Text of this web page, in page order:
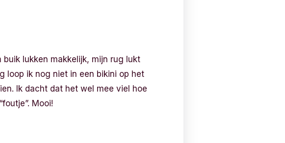
lukken makkelijk, mijn rug lukt
loop ik nog niet in een bikini op het
Ik dacht dat het wel mee viel hoe
Mooi!